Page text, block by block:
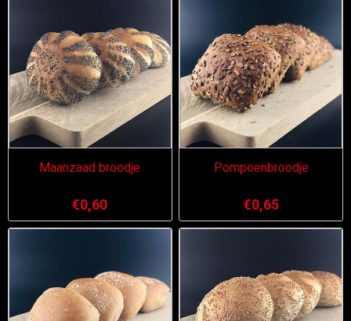
Maanzaad broodje
€0,60
Pompoenbroodje
€0,65